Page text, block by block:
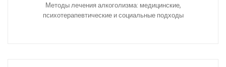
Методы лечения алкоголизма: медицинские,
психотерапевтические и социальные подходы